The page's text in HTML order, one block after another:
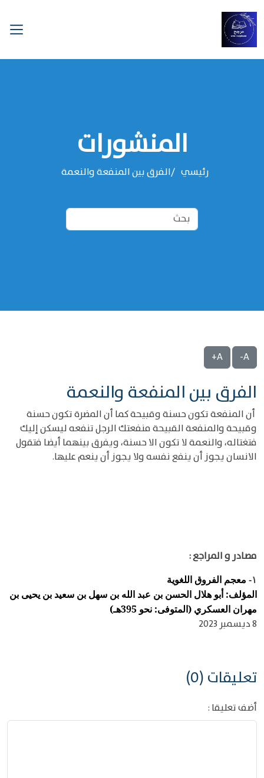
المنشورات
رئيسي الفرق بين المنفعة والنعمة
A-
A+
الفرق بين المنفعة والنعمة
أن المنفعة تكون حسنة وقبيحة كما أن المضرة تكون حسنة
وقبيحة والمنفعة القبيحة منفعتك الرجل تنفعه ليسكن إليك
فتغتاله، والنعمة لا تكون الا حسنة، ويفرق بينهما أيضا فتقول
الانسان يجوز أن ينفع نفسه ولا يجوز أن ينعم عليها.
مصادر و المراجع :
١-
معجم الفروق اللغوية
المؤلف: أبو هلال الحسن بن عبد الله بن سهل بن سعيد بن يحيى بن
مهران العسكري (المتوفى: نحو 395هـ)
8 ديسمبر 2023
تعليقات (0)
أضف تعليقا :